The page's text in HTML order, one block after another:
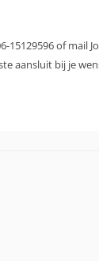
15129596 of mail
aansluit bij je